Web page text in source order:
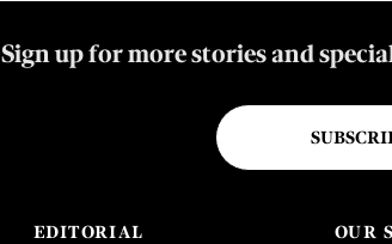
Sign up for more stories and
EDITORIAL
OUR